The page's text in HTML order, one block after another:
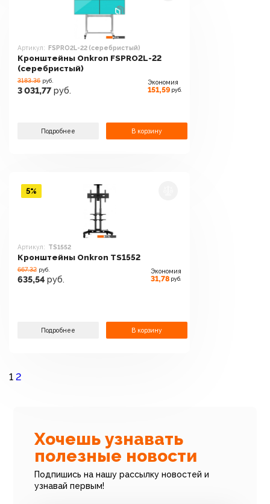
Артикул: FSPRO2L-22 (серебристый)
Кронштейны Onkron FSPRO2L-22
(серебристый)
3183.36 руб.
3 031,77 руб.
Экономия
151,59 руб.
Подробнее В корзину
Артикул: TS1552
Кронштейны Onkron TS1552
667.32 руб.
635,54 руб.
Экономия
31,78 руб.
Подробнее В корзину
5%
1 2
Хочешь узнавать
полезные новости
Подпишись на нашу рассылку новостей и
узнавай первым!